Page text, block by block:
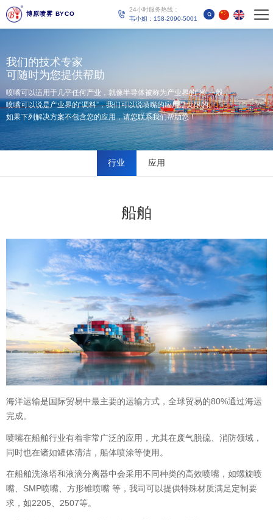
博原喷雾 BYCO
24小时服务热线：
韦小姐：158-2090-5001
我们的技术专家
可随时为您提供帮助
喷嘴可以适用于几乎任何产业，就像半导体被称为产业界的“米"一般，
喷嘴可以说是产业界的“调料”，我们可以说喷嘴的应用是无限的。
如果下列解决方案不包含您的应用，请您联系我们帮助您！
行业 应用
船舶
海洋运输是国际贸易中最主要的运输方式，全球贸易的80%通过海运
完成。
喷嘴在船舶行业有着非常广泛的应用，尤其在废气脱硫、消防领域，
同时也在诸如罐体清洁，船体喷涂等使用。
在船舶洗涤塔和液滴分离器中会采用不同种类的高效喷嘴，如螺旋喷
嘴、SMP喷嘴、方形锥喷嘴 等，我司可以提供特殊材质满足定制要
求，如2205、2507等。